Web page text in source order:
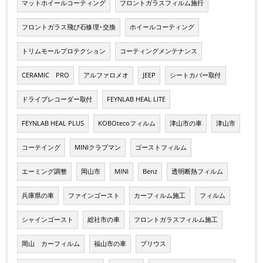
マットホイールコーティング フロントガラスフィルム施行
フロントガラス飛び石修理･交換 ホイールコーティング
トリムモールプロテクション コーティングメンテナンス
CERAMIC PRO アルファロメオ JEEP シートカバー取付
ドライブレコーダー取付 FEYNLAB HEAL LITE
FEYNLAB HEAL PLUS KOBOtecoフィルム 津山市の車 津山市
コーテイング MINIクラブマン ゴーストフィルム
エーミング調整 岡山市 MINI Benz 透明断熱フィルム
兵庫県の車 ファインゴースト カーフィルム施工 フィルム
シャインゴースト 総社市の車 フロントガラスフィルム施工
岡山 カーフィルム 福山市の車 プリウス